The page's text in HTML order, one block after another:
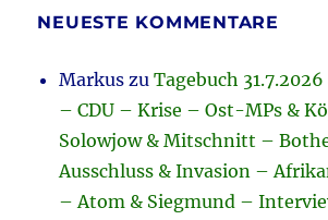
NEUESTE KOMMENTARE
Markus zuTagebuch
– CDU – Krise – Ost-MPs &
Solowjow & Mitschnitt –
Ausschluss & Invasion –
– Atom & Siegmund –